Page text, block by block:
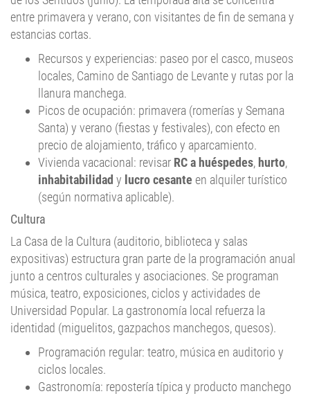
entre primavera y verano, con visitantes de fin de semana y
estancias cortas.
Recursos y experiencias: paseo por el casco, museos
locales, Camino de Santiago de Levante y rutas por la
llanura manchega.
Picos de ocupación: primavera (romerías y Semana
Santa) y verano (fiestas y festivales), con efecto en
precio de alojamiento, tráfico y aparcamiento.
Vivienda vacacional: revisar RC a huéspedes, hurto,
inhabitabilidad y lucro cesante en alquiler turístico
(según normativa aplicable).
Cultura
La Casa de la Cultura (auditorio, biblioteca y salas
expositivas) estructura gran parte de la programación anual
junto a centros culturales y asociaciones. Se programan
música, teatro, exposiciones, ciclos y actividades de
Universidad Popular. La gastronomía local refuerza la
identidad (miguelitos, gazpachos manchegos, quesos).
Programación regular: teatro, música en auditorio y
ciclos locales.
Gastronomía: repostería típica y producto manchego